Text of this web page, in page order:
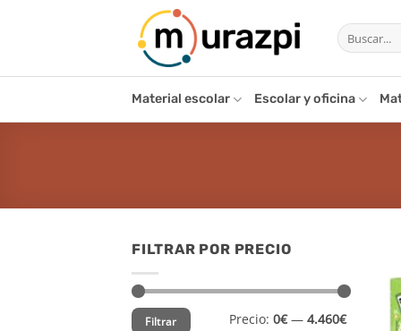
Buscar
por:
Material escolar Escolar y oficina
FILTRAR POR PRECIO
Precio
mínimo
Precio
máximo
Filtrar Precio: 0€— 4.460€